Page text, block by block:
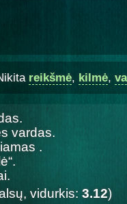
reikšmė, kilmė,
vardas.
.
vidurkis: 3.12)